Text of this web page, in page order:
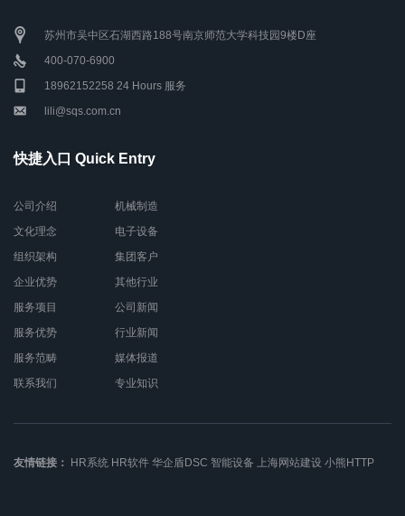
苏州市吴中区石湖西路188号南京师范大学科技园9楼D座
400-070-6900
18962152258 24 Hours 服务
lili@sqs.com.cn
快捷入口 Quick Entry
公司介绍
文化理念
组织架构
企业优势
服务项目
服务优势
服务范畴
联系我们
机械制造
电子设备
集团客户
其他行业
公司新闻
行业新闻
媒体报道
专业知识
友情链接： HR系统 HR软件 华企盾DSC 智能设备 上海网站建设 小熊HTTP